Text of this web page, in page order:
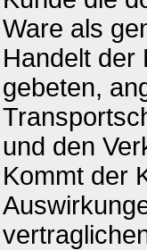
Ware als
Handelt der
gebeten,
und den
Kommt der